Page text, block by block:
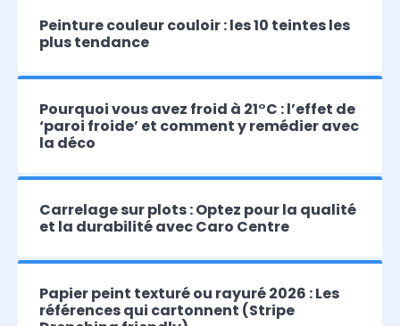
Peinture couleur couloir : les 10 teintes les
plus tendance
Pourquoi vous avez froid à 21°C : l’effet de
‘paroi froide’ et comment y remédier avec
la déco
Carrelage sur plots : Optez pour la qualité
et la durabilité avec Caro Centre
Papier peint texturé ou rayuré 2026 : Les
références qui cartonnent (Stripe